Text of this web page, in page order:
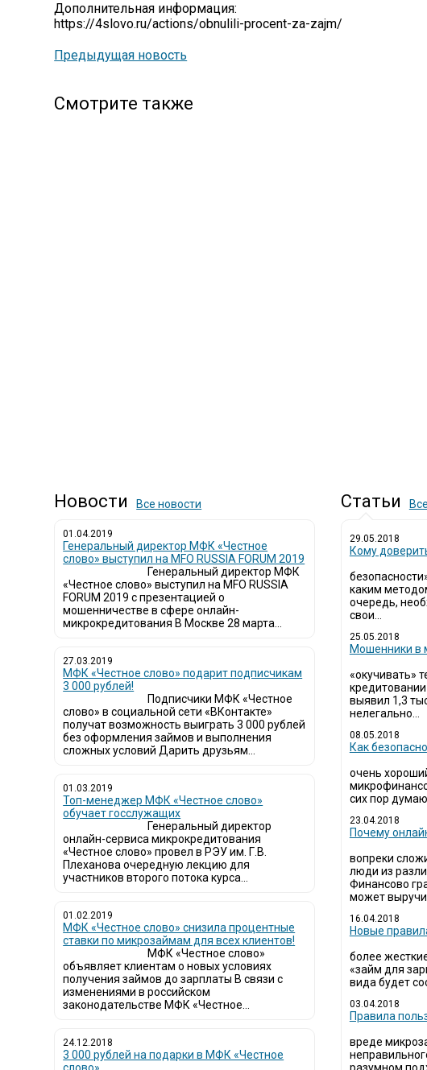
Дополнительная информация:
https://4slovo.ru/actions/obnulili-procent-za-zajm/
Предыдущая новость
Смотрите также
Новости Все новости
01.04.2019
Генеральный директор МФК «Честное
слово» выступил на MFO RUSSIA FORUM 2019
Генеральный директор МФК
«Честное слово» выступил на MFO RUSSIA
FORUM 2019 с презентацией о
мошенничестве в сфере онлайн-
микрокредитования В Москве 28 марта...
27.03.2019
МФК «Честное слово» подарит подписчикам
3 000 рублей!
Подписчики МФК «Честное
слово» в социальной сети «ВКонтакте»
получат возможность выиграть 3 000 рублей
без оформления займов и выполнения
сложных условий Дарить друзьям...
01.03.2019
Топ-менеджер МФК «Честное слово»
обучает госслужащих
Генеральный директор
онлайн-сервиса микрокредитования
«Честное слово» провел в РЭУ им. Г.В.
Плеханова очередную лекцию для
участников второго потока курса...
01.02.2019
МФК «Честное слово» снизила процентные
ставки по микрозаймам для всех клиентов!
МФК «Честное слово»
объявляет клиентам о новых условиях
получения займов до зарплаты В связи с
изменениями в российском
законодательстве МФК «Честное...
24.12.2018
3 000 рублей на подарки в МФК «Честное
Статьи
29.05.2018
Кому
каким
очередь,
свои...
25.05.2018
Мошенники в
«окучивать»
выявил 1,3
нелегально...
08.05.2018
Как
очень
сих пор
23.04.2018
Почему
вопреки
люди из
Финансово
может
16.04.2018
Новые
более
«займ для
вида будет
03.04.2018
​Правила
вреде